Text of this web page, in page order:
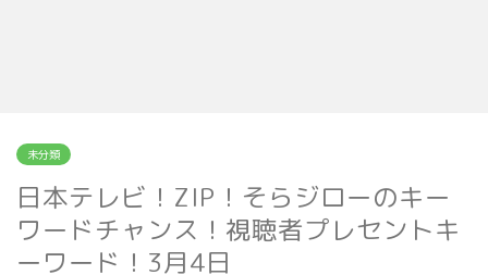
未分類
日本テレビ！ZIP！そらジローのキー
ワードチャンス！視聴者プレセントキ
ーワード！3月4日